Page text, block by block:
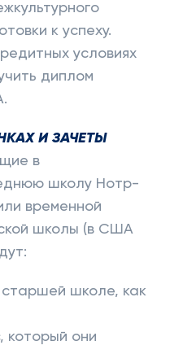
к успеху.
условиях
диплом
И ЗАЧЕТЫ
в
школу Нотр-
временной
школы (в США
школе, как
который они